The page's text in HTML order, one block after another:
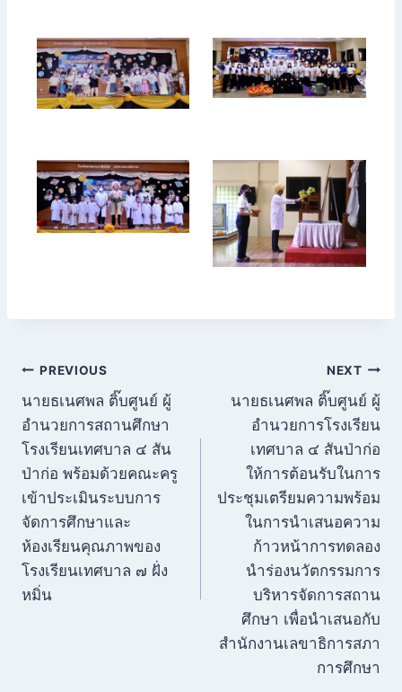
แนะแนว
เรื่อง
PREVIOUS
นายธเนศพล ติ๊บศูนย์ ผู้
อำนวยการสถานศึกษา
โรงเรียนเทศบาล ๔ สัน
ป่าก่อ พร้อมด้วยคณะครู
เข้าประเมินระบบการ
จัดการศึกษาและ
ห้องเรียนคุณภาพของ
โรงเรียนเทศบาล ๗ ฝั่ง
หมิ่น
NEXT
นายธเนศพล ติ๊บศูนย์ ผู้
อำนวยการโรงเรียน
เทศบาล ๔ สันป่าก่อ
ให้การต้อนรับในการ
ประชุมเตรียมความพร้อม
ในการนำเสนอความ
ก้าวหน้าการทดลอง
นำร่องนวัตกรรมการ
บริหารจัดการสถาน
ศึกษา เพื่อนำเสนอกับ
สำนักงานเลขาธิการสภา
การศึกษา